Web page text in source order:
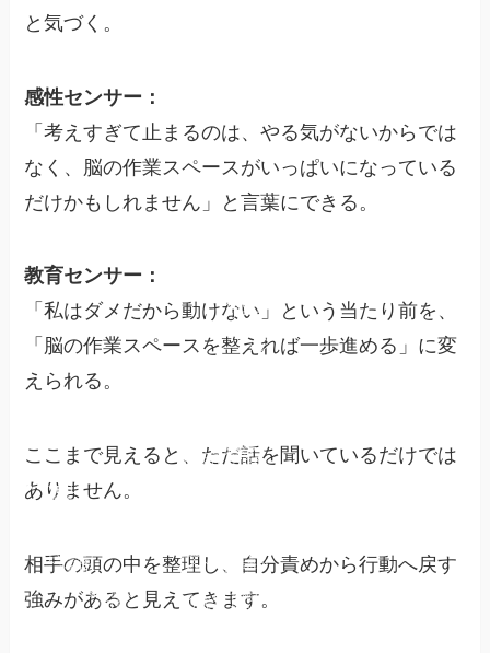
と気づく。
感性センサー：
「考えすぎて止まるのは、やる気がないからでは
なく、脳の作業スペースがいっぱいになっている
だけかもしれません」と言葉にできる。
教育センサー：
「私はダメだから動けない」という当たり前を、
「脳の作業スペースを整えれば一歩進める」に変
えられる。
ここまで見えると、ただ話を聞いているだけでは
ありません。
相手の頭の中を整理し、自分責めから行動へ戻す
強みがあると見えてきます。
YELL's
大学と
大学学長
｜吉野加
家・個人
向け
HEROコ
発信でき
ない女性
んへ
自信がな
い女性起
る気スイ
ッチ”を
取り戻す
【ヒーロ
ースタジ
オ】
業家ママ
が“やる
ているの
に結果が
出ない》
で“報わ
れる行